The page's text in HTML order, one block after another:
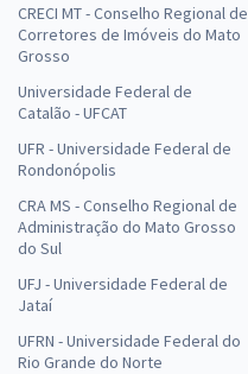
CRECI MT - Conselho Regional de
Corretores de Imóveis do Mato
Grosso
Universidade Federal de
Catalão - UFCAT
UFR - Universidade Federal de
Rondonópolis
CRA MS - Conselho Regional de
Administração do Mato Grosso
do Sul
UFJ - Universidade Federal de
Jataí
UFRN - Universidade Federal do
Rio Grande do Norte